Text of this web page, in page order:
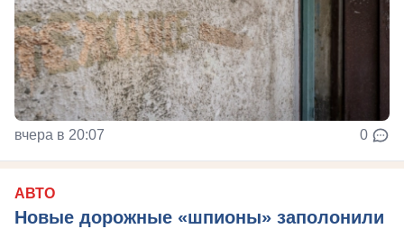
вчера в 20:07 0
АВТО
Новые дорожные «шпионы» заполонили